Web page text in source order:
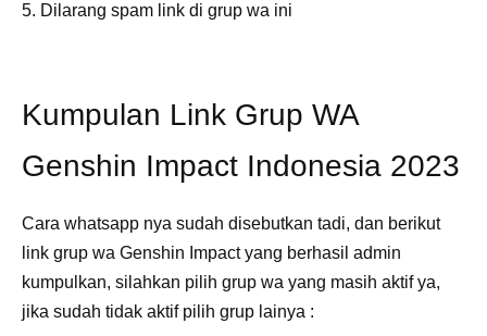
5. Dilarang spam link di grup wa ini
Kumpulan Link Grup WA
Genshin Impact Indonesia 2023
Cara whatsapp nya sudah disebutkan tadi, dan berikut
link grup wa Genshin Impact yang berhasil admin
kumpulkan, silahkan pilih grup wa yang masih aktif ya,
jika sudah tidak aktif pilih grup lainya :